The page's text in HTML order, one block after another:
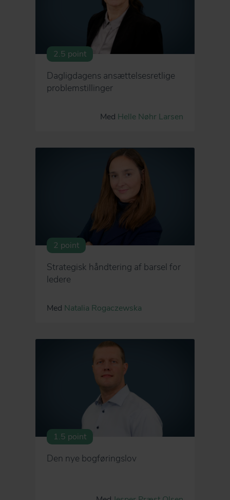
2.5 point
Dagligdagens ansættelsesretlige
problemstillinger
Med Helle Nøhr Larsen
2 point
Strategisk håndtering af barsel for
ledere
Med Natalia Rogaczewska
1.5 point
Den nye bogføringslov